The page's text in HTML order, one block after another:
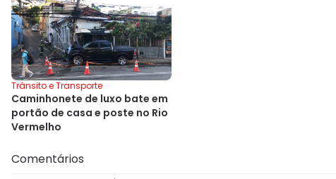
Trânsito e Transporte
Caminhonete de luxo bate em
portão de casa e poste no Rio
Vermelho
Comentários